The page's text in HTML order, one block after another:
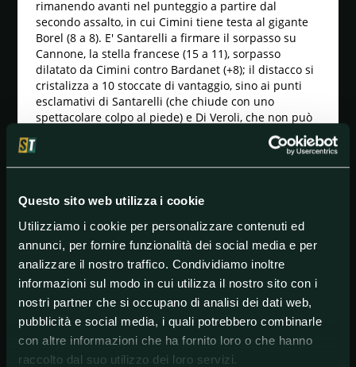
Questo sito web utilizza i cookie
Utilizziamo i cookie per personalizzare contenuti ed
annunci, per fornire funzionalità dei social media e per
analizzare il nostro traffico. Condividiamo inoltre
informazioni sul modo in cui utilizza il nostro sito con i
nostri partner che si occupano di analisi dei dati web,
pubblicità e social media, i quali potrebbero combinarle
con altre informazioni che ha fornito loro o che hanno
raccolto dal suo utilizzo dei loro servizi.
rimanendo avanti nel punteggio a partire dal
secondo assalto, in cui Cimini tiene testa al gigante
Borel (8 a 8). E' Santarelli a firmare il sorpasso su
Cannone, la stella francese (15 a 11), sorpasso
dilatato da Cimini contro Bardanet (+8); il distacco si
cristalizza a 10 stoccate di vantaggio, sino ai punti
esclamativi di Santarelli (che chiude con uno
spettacolare colpo al piede) e Di Veroli, che non può
temere un Borel alla ricerca disperata di 17 colpi
vincenti, è 45 a 32.
superato la Corea del Sud nella finalina: proprio la
Francia era stata sconfitta nell'ultima occasione
d'oro, era il 1993 in quel di Essen: il medagliere
azzurro è sempre più ricco, 10 medaglie complessive
e ben 4 ori su 10 gare (segue l'Ungheria a quota 2),
integrati da 4 argenti e 2 bronzi. Domani in
programma le due ultime prove a squadre, la
sciabola femminile (Italia fuori) e il fioretto maschile,
che comincerà il suo cammino contro Hong Kong.